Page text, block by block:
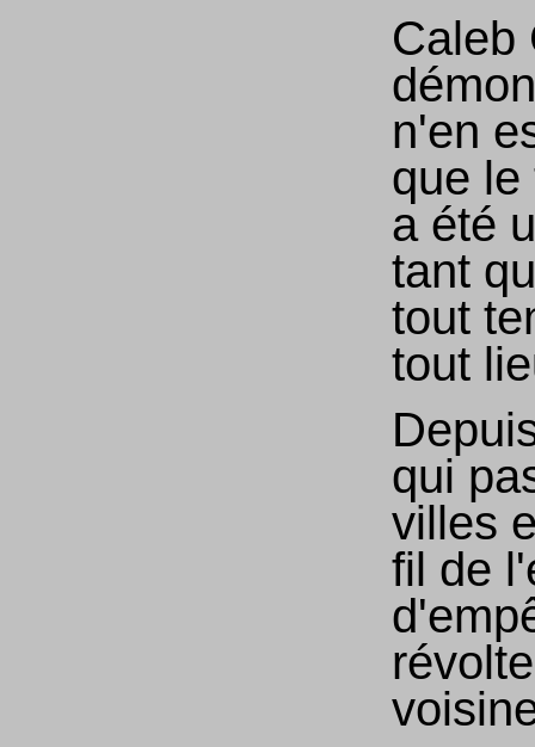
Caleb
n'en
que le
a été
tant
tout
tout
qui
villes
fil de